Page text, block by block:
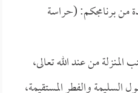
من برنامجكم: (حراسة
المنزلة من عند الله تعالى،